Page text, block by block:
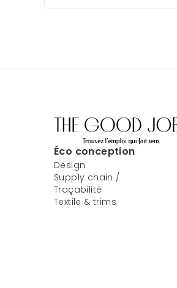
Éco conception
Design
Supply chain /
Traçabilité
Textile & trims